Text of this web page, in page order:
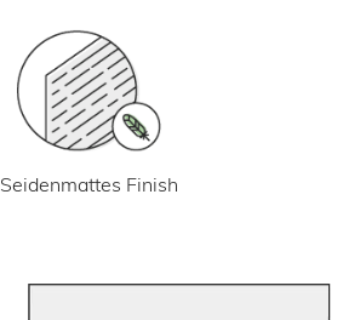
Seidenmattes Finish